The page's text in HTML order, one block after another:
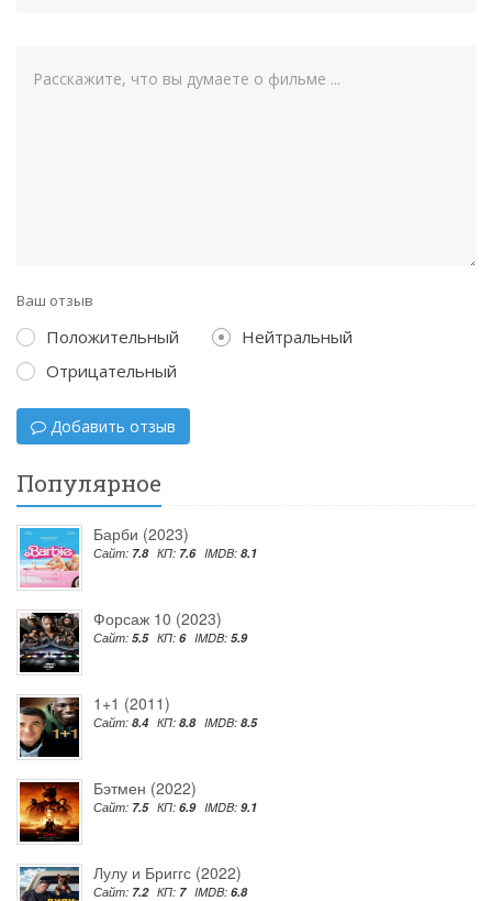
Ваш отзыв
Положительный
Нейтральный
Отрицательный
Добавить отзыв
Популярное
Барби (2023)
Сайт: 7.8 КП: 7.6 IMDB: 8.1
Форсаж 10 (2023)
Сайт: 5.5 КП: 6 IMDB: 5.9
1+1 (2011)
Сайт: 8.4 КП: 8.8 IMDB: 8.5
Бэтмен (2022)
Сайт: 7.5 КП: 6.9 IMDB: 9.1
Лулу и Бриггс (2022)
Сайт: 7.2 КП: 7 IMDB: 6.8